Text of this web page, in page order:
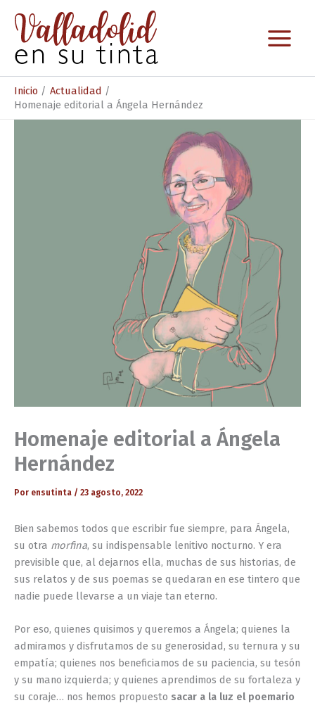
contenido
Inicio
Actualidad
Homenaje editorial a Ángela Hernández
Homenaje editorial a Ángela
Hernández
Por ensutinta / 23 agosto, 2022
Bien sabemos todos que escribir fue siempre, para Ángela,
su otra morfina, su indispensable lenitivo nocturno. Y era
previsible que, al dejarnos ella, muchas de sus historias, de
sus relatos y de sus poemas se quedaran en ese tintero que
nadie puede llevarse a un viaje tan eterno.
Por eso, quienes quisimos y queremos a Ángela; quienes la
admiramos y disfrutamos de su generosidad, su ternura y su
empatía; quienes nos beneficiamos de su paciencia, su tesón
y su mano izquierda; y quienes aprendimos de su fortaleza y
su coraje… nos hemos propuesto sacar a la luz el poemario